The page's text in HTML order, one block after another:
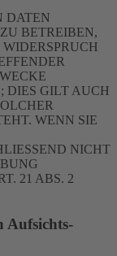
DATEN
BETREIBEN,
DIES GILT AUCH
WENN SIE
NICHT
21 ABS. 2
Aufsichts­